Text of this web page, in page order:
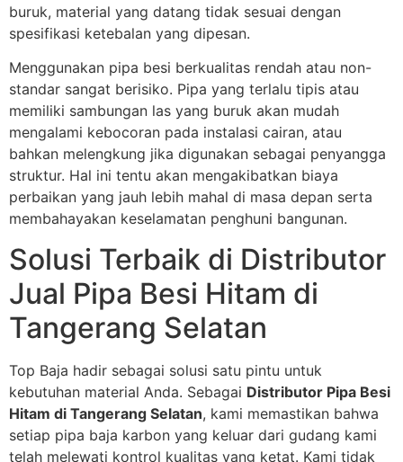
buruk, material yang datang tidak sesuai dengan
spesifikasi ketebalan yang dipesan.
Menggunakan pipa besi berkualitas rendah atau non-
standar sangat berisiko. Pipa yang terlalu tipis atau
memiliki sambungan las yang buruk akan mudah
mengalami kebocoran pada instalasi cairan, atau
bahkan melengkung jika digunakan sebagai penyangga
struktur. Hal ini tentu akan mengakibatkan biaya
perbaikan yang jauh lebih mahal di masa depan serta
membahayakan keselamatan penghuni bangunan.
Solusi Terbaik di Distributor
Jual Pipa Besi Hitam di
Tangerang Selatan
Top Baja hadir sebagai solusi satu pintu untuk
kebutuhan material Anda. Sebagai Distributor Pipa Besi
Hitam di Tangerang Selatan, kami memastikan bahwa
setiap pipa baja karbon yang keluar dari gudang kami
telah melewati kontrol kualitas yang ketat. Kami tidak